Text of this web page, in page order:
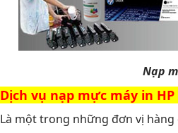
Nạp
Dịch vụ nạp mực máy in HP
Là một trong những đơn vị